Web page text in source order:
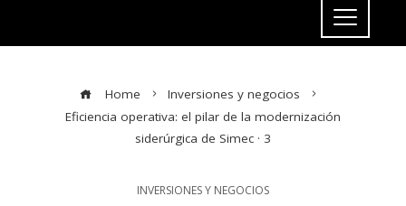
Home
Inversiones y negocios
Eficiencia operativa: el pilar de la modernización
siderúrgica de Simec · 3
INVERSIONES Y NEGOCIOS